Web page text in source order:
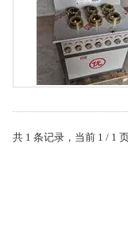
共 1 条记录，当前 1 / 1